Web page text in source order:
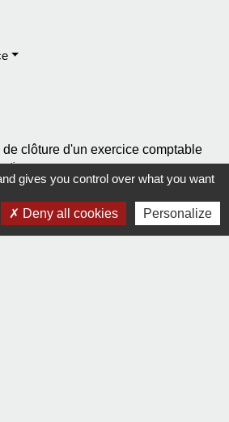
de clôture d'un exercice comptable
annuels d'une société
gives you control over what you want
Deny all cookies Personalize